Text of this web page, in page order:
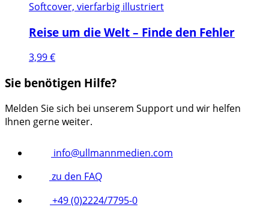
Softcover, vierfarbig illustriert
Reise um die Welt – Finde den Fehler
3,99€
Sie benötigen Hilfe?
Melden Sie sich bei unserem Support und wir helfen
Ihnen gerne weiter.
info@ullmannmedien.com
zu den FAQ
+49 (0)2224/7795-0